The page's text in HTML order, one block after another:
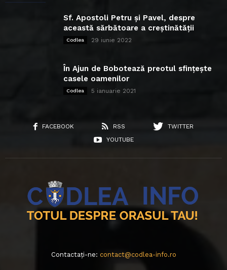
Sf. Apostoli Petru și Pavel, despre
această sărbătoare a creștinătății
Codlea 29 iunie 2022
În Ajun de Bobotează preotul sfințește
casele oamenilor
Codlea 5 ianuarie 2021
FACEBOOK RSS
TWITTER
YOUTUBE
Contactați-ne: contact@codlea-info.ro